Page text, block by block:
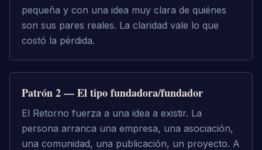
pequeña y con una idea muy clara de quiénes
son sus pares reales. La claridad vale lo que
costó la pérdida.
Patrón 2 — El tipo fundadora/fundador
El Retorno fuerza a una idea a existir. La
persona arranca una empresa, una asociación,
una comunidad, una publicación, un proyecto. A